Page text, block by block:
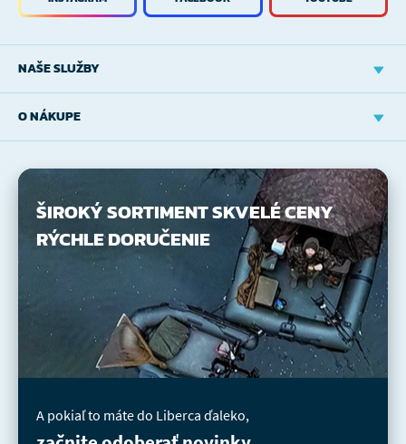
NAŠE SLUŽBY
O NÁKUPE
ŠIROKÝ SORTIMENTSKVELÉ CENY
RÝCHLE DORUČENIE
A pokiaľ to máte do Liberca ďaleko,